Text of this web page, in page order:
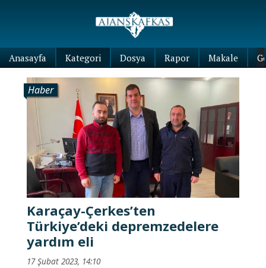
Anasayfa Kategori Dosya Rapor Makale
Haber
Karaçay-Çerkes’ten
Türkiye’deki depremzedelere
yardım eli
17 Şubat 2023, 14:10